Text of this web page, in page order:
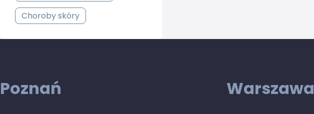
Choroby skóry
Poznań Warszawa